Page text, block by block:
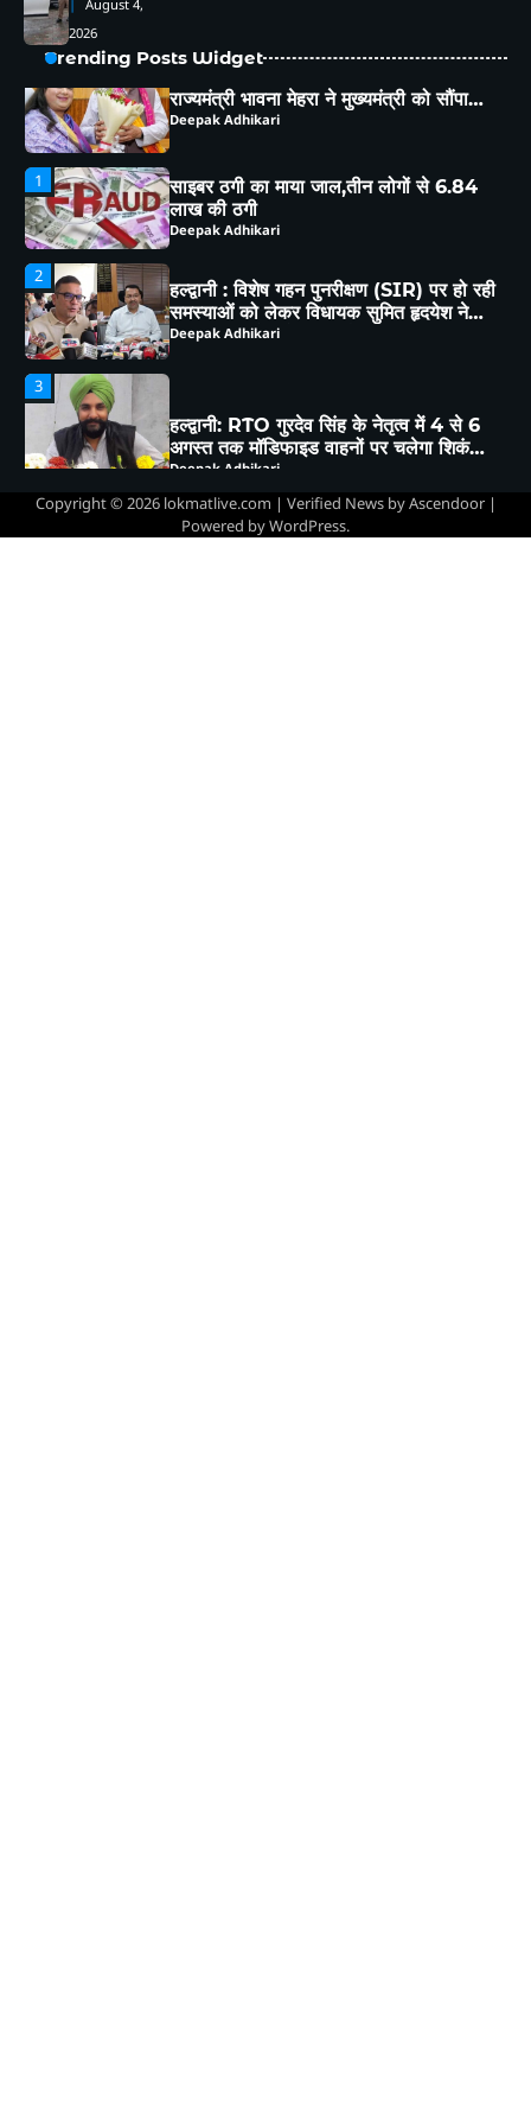
August 4,
2026
Trending Posts Widget
1
साइबर ठगी का माया जाल,तीन लोगों से 6.84
लाख की ठगी
Deepak Adhikari
2
हल्द्वानी : विशेष गहन पुनरीक्षण (SIR) पर हो रही
समस्याओं को लेकर विधायक सुमित हृदयेश ने
3
हल्द्वानी: RTO गुरदेव सिंह के नेतृत्व में 4 से 6
कार्रवाई
4
कांग्रेस ने पार्टी के लिए समर्पित संदीप पांडे को
बनाया जिला महासचिव
Copyright © 2026 lokmatlive.com | Verified News byAscendoor|
Powered byWordPress.